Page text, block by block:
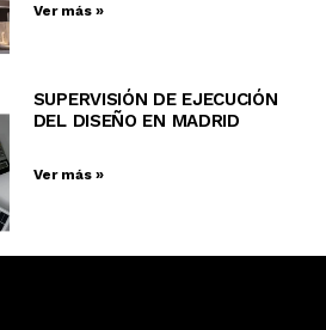
Ver más »
SUPERVISIÓN DE EJECUCIÓN
DEL DISEÑO EN MADRID
Ver más »